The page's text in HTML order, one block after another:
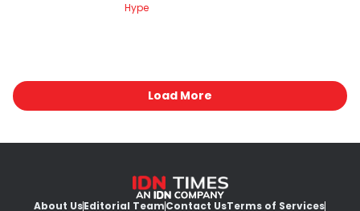
Hype
Load More
About UsEditorial TeamContact UsTerms of Services